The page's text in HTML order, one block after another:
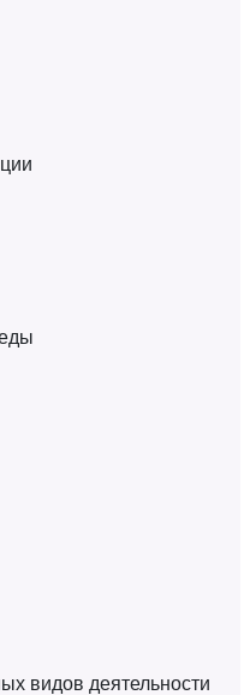
видов деятельности